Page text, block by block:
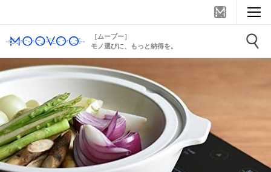
［ムーブー］
モノ選びに、もっと納得を。